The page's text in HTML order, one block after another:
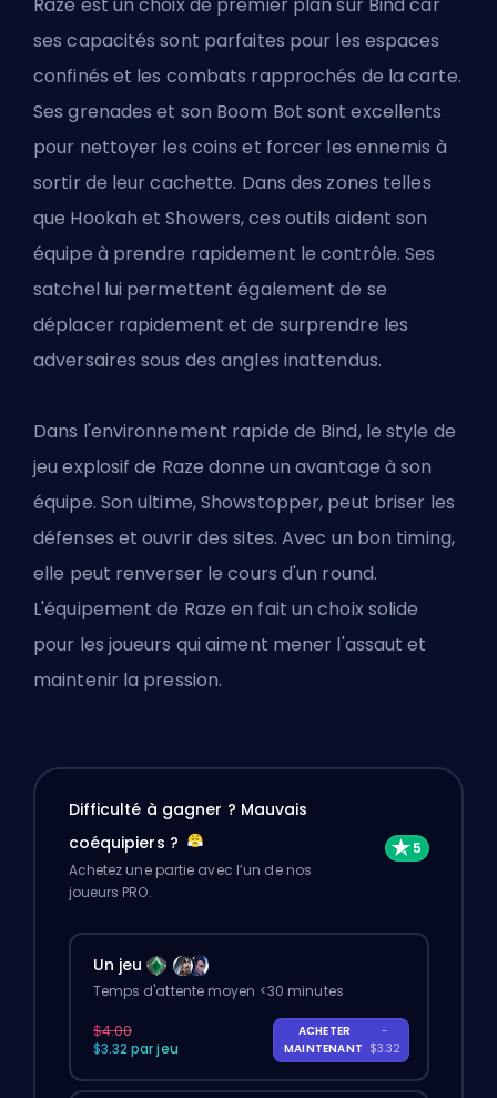
ses capacités sont parfaites pour les espaces
confinés et les combats rapprochés de la carte.
Ses grenades et son Boom Bot sont excellents
pour nettoyer les coins et forcer les ennemis à
sortir de leur cachette. Dans des zones telles
que Hookah et Showers, ces outils aident son
équipe à prendre rapidement le contrôle. Ses
satchel lui permettent également de se
déplacer rapidement et de surprendre les
adversaires sous des angles inattendus.
Dans l'environnement rapide de Bind, le style de
jeu explosif de Raze donne un avantage à son
équipe. Son ultime, Showstopper, peut briser les
défenses et ouvrir des sites. Avec un bon timing,
elle peut renverser le cours d'un round.
L'équipement de Raze en fait un choix solide
pour les joueurs qui aiment mener l'assaut et
maintenir la pression.
Difficulté à gagner ? Mauvais
coéquipiers ?
Achetez une partie avec l’un de nos
joueurs PRO.
Un jeu
Temps d'attente moyen <30 minutes
$4.00
$3.32 par jeu
ACHETER
MAINTENANT
-
$3.32